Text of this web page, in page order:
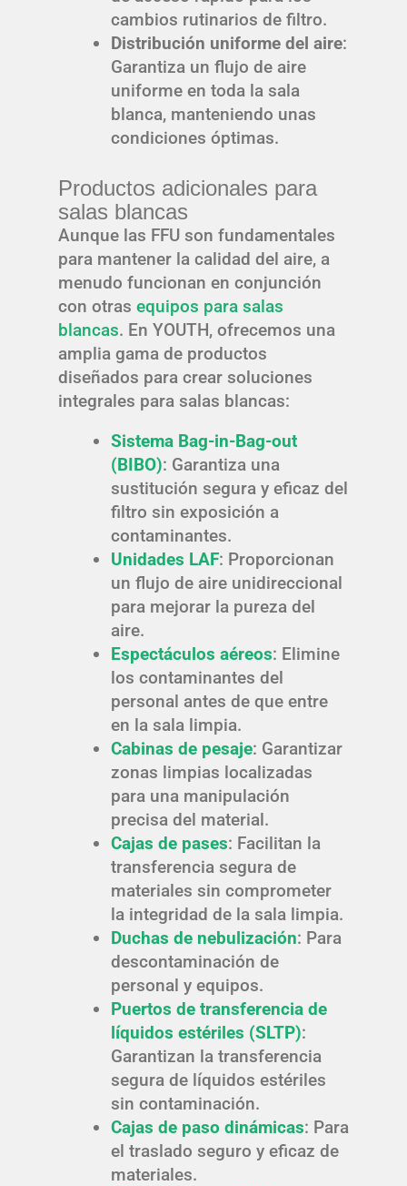
cambios rutinarios de filtro.
Distribución uniforme del aire:
Garantiza un flujo de aire
uniforme en toda la sala
blanca, manteniendo unas
condiciones óptimas.
Productos adicionales para
salas blancas
Aunque las FFU son fundamentales
para mantener la calidad del aire, a
menudo funcionan en conjunción
con otras equipos para salas
blancas. En YOUTH, ofrecemos una
amplia gama de productos
diseñados para crear soluciones
integrales para salas blancas:
Sistema Bag-in-Bag-out
(BIBO): Garantiza una
sustitución segura y eficaz del
filtro sin exposición a
contaminantes.
Unidades LAF: Proporcionan
un flujo de aire unidireccional
para mejorar la pureza del
aire.
Espectáculos aéreos: Elimine
los contaminantes del
personal antes de que entre
en la sala limpia.
Cabinas de pesaje: Garantizar
zonas limpias localizadas
para una manipulación
precisa del material.
Cajas de pases: Facilitan la
transferencia segura de
materiales sin comprometer
la integridad de la sala limpia.
Duchas de nebulización: Para
descontaminación de
personal y equipos.
Puertos de transferencia de
líquidos estériles (SLTP):
Garantizan la transferencia
segura de líquidos estériles
sin contaminación.
Cajas de paso dinámicas: Para
el traslado seguro y eficaz de
materiales.